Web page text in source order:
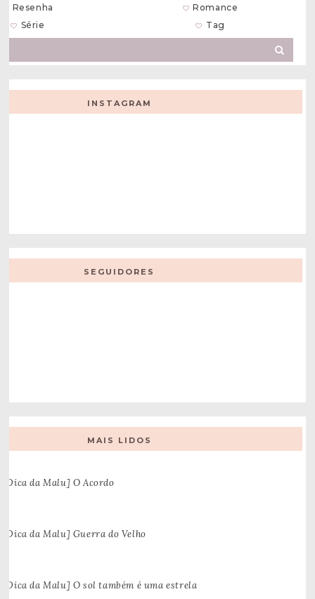
Resenha
Romance
Série
Tag
INSTAGRAM
SEGUIDORES
MAIS LIDOS
[Dica da Malu] O Acordo
[Dica da Malu] Guerra do Velho
[Dica da Malu] O sol também é uma estrela